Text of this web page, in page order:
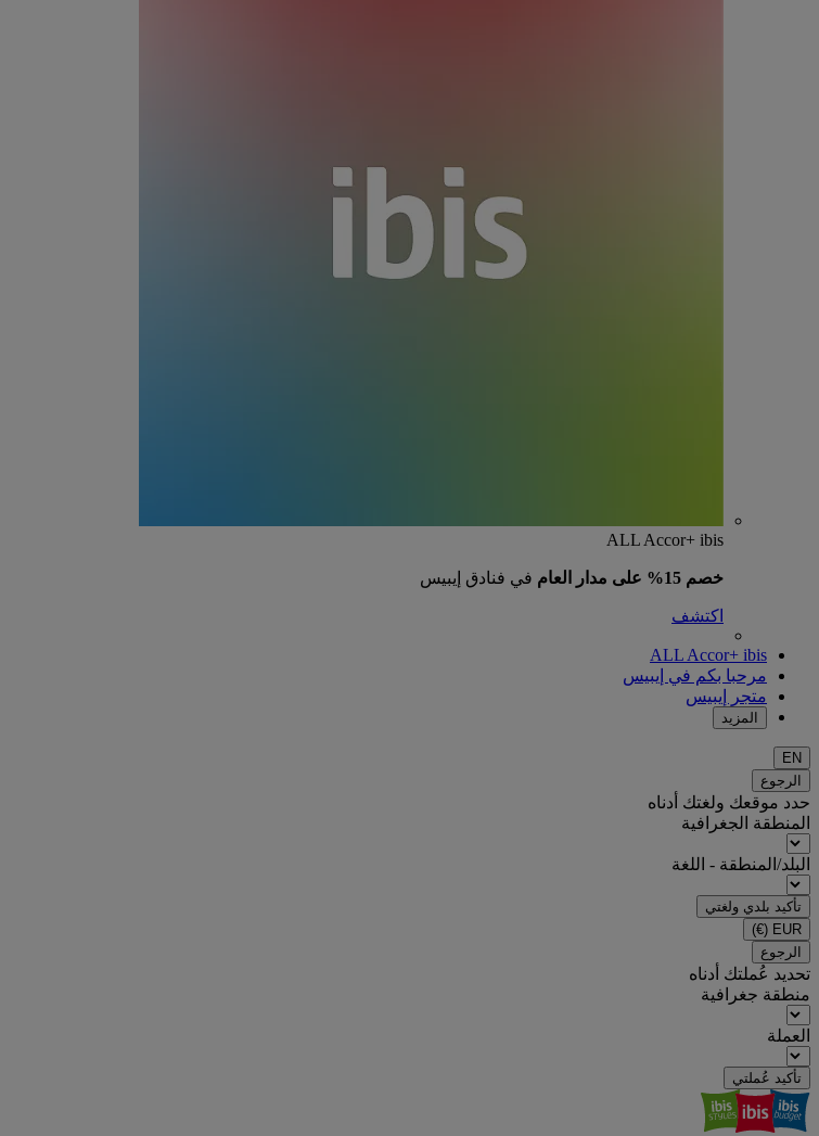
ALL Accor+ ibis
خصم 15% على مدار العام في فنادق إيبيس
اكتشف
ALL Accor+ ibis
مرحبا بكم في إيبيس
متجر إيبيس
المزيد
EN
الرجوع
حدد موقعك ولغتك أدناه
المنطقة الجغرافية
البلد/المنطقة - اللغة
تأكيد بلدي ولغتي
EUR
(€)
الرجوع
تحديد عُملتك أدناه
منطقة جغرافية
العملة
تأكيد عُملتي